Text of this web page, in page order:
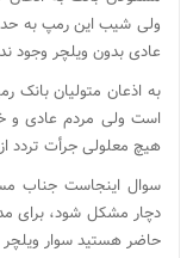
ولی شیب این رمپ به
عادی بدون ویلچر وجود
به اذعان متولیان بانک
است ولی مردم عادی و
هیچ معلولی جرأت تردد
سوال اینجاست جناب
دچار مشکل شود، برای
حاضر هستید سوار ویلچر